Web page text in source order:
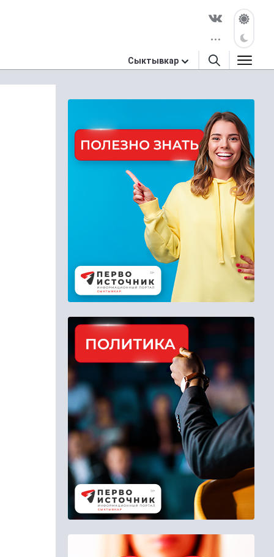
Сыктывкар